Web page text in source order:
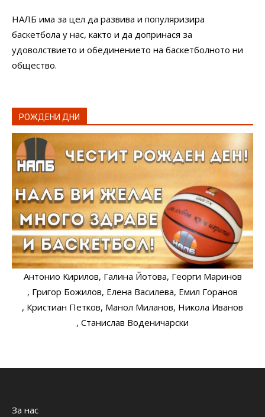
НАЛБ има за цел да развива и популяризира
баскетбола у нас, както и да допринася за
удоволствието и обединението на баскетболното ни
общество.
РОЖДЕНИ ДНИ
Антонио Кирилов, Галина Йотова, Георги Маринов
, Григор Божилов, Елена Василева, Емил Горанов
, Кристиан Петков, Манол Миланов, Никола Иванов
, Станислав Воденичарски
За нас